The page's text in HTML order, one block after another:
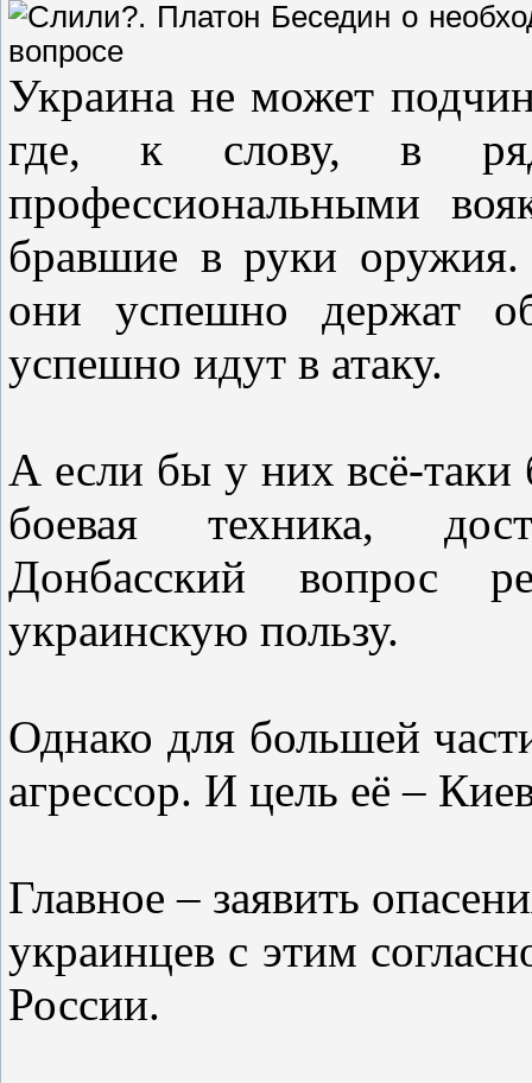
Украина не может
где, к слову, в
профессиональными
бравшие в руки
они успешно держат
успешно идут в атаку.
А если бы у них всё-таки
боевая техника,
Донбасский
украинскую пользу.
Однако для большей
агрессор. И цель её –
Главное – заявить
украинцев с этим
России.